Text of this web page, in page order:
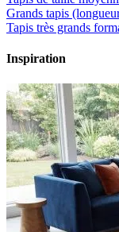
Grands tapis
Tapis très grands
Inspiration